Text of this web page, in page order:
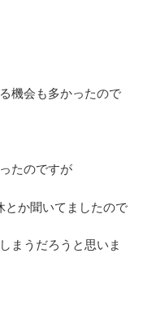
機会も多かったので
たのですが
とか聞いてましたので
まうだろうと思いま